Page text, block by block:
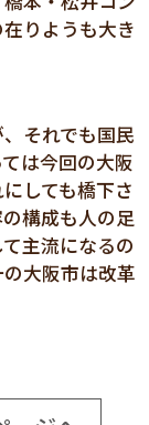
りようも大き
それでも国民
は今回の大阪
しても橋下さ
構成も人の足
主流になるの
大阪市は改革